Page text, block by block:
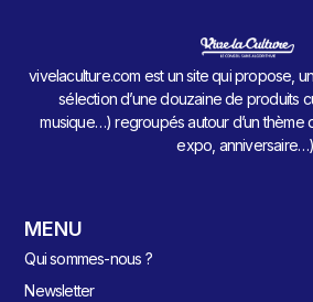
vivelaculture.com est un site qui propose,
sélection d’une douzaine de produits
musique…) regroupés autour d’un thème
expo,
MENU
Qui sommes-nous ?
Newsletter